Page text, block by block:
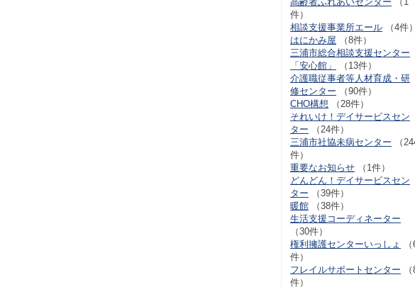
件）
相談支援事業所エール （4件）
はにかみ屋 （8件）
三浦市総合相談支援センター
「安心館」
（13件）
介護職従事者等人材育成・研
修センター （90件）
CHO構想 （28件）
それいけ！デイサービスセン
ター （24件）
三浦市社協未病センター （
件）
重要なお知らせ （1件）
どんどん！デイサービスセン
ター （39件）
暖館 （38件）
生活支援コーディネーター
（30件）
権利擁護センターいっしょ
件）
フレイルサポートセンター
件）